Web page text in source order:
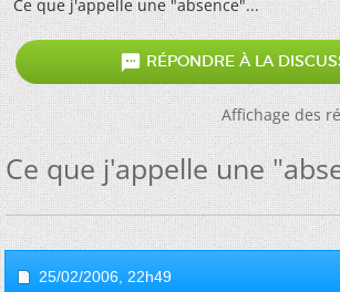
Ce que j'appelle une "absence"...
 RÉPONDRE À LA
Affichage des
Ce que j'appelle une
25/02/2006, 22h49